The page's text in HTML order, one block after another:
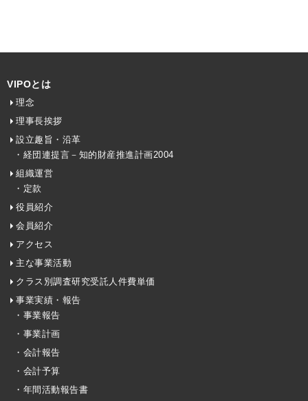
VIPOとは
理念
理事長挨拶
設立趣旨・沿革
・経団連提言－知的財産推進計画2004
組織運営
・定款
役員紹介
会員紹介
アクセス
主な事業活動
クラス別調査研究受託人件費単価
事業実績・報告
・事業報告
・事業計画
・会計報告
・会計予算
・年間活動報告書